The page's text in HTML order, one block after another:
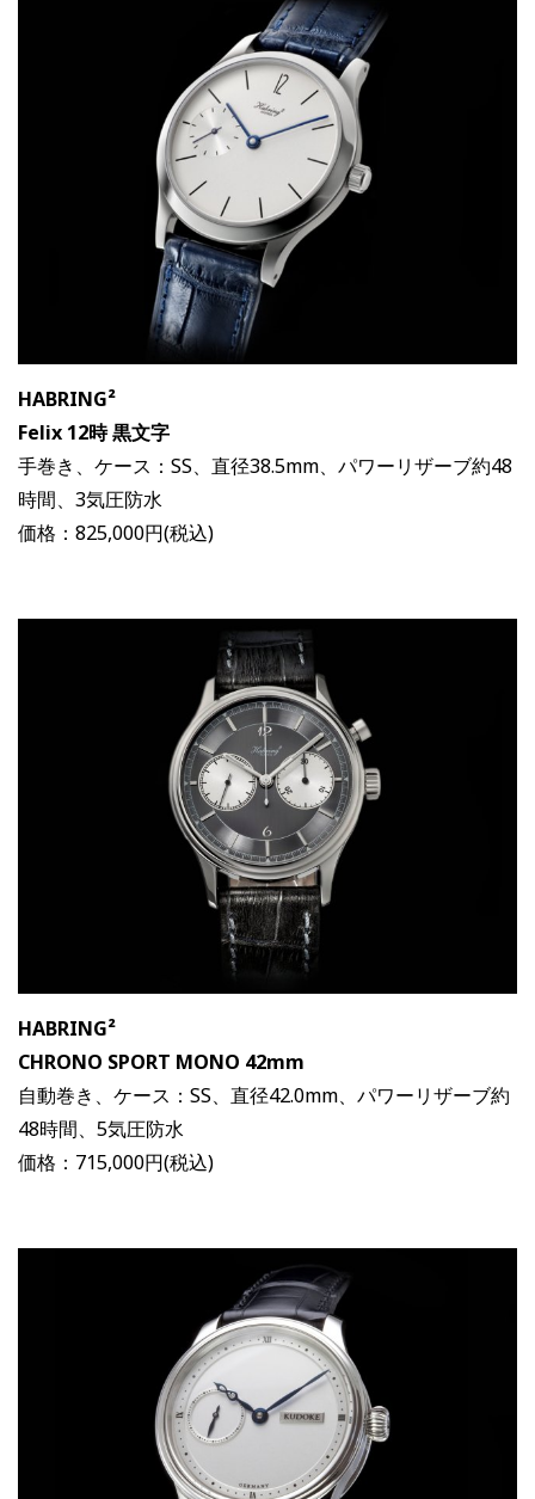
HABRING²
Felix 12時 黒文字
手巻き、ケース：SS、直径38.5mm、パワーリザーブ約48
時間、3気圧防水
価格：825,000円(税込)
HABRING²
CHRONO SPORT MONO 42mm
自動巻き、ケース：SS、直径42.0mm、パワーリザーブ約
48時間、5気圧防水
価格：715,000円(税込)